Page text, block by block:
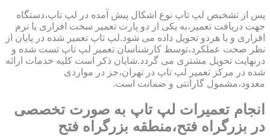
پس از تشخیص لپ تاپ نوع اشکال پیش آمده در لپ تاپ،دستگاه
جهت دریافت تعمیر،به یکی از دو پارت تعمیر سخت افزاری یا نرم
افزاری و یا هردو تحویل داده می شود.لپ تاپ تعمیر شده در پایان از
نظر صحت عملکرد،توسط کارشناسان تعمیر لپ تاپ تست شده و
درنهایت تحویل مشتری می گردد.شایان ذکر است کلیه خدمات ارائه
شده در مرکز تعمیر لپ تاپ در تهران،جز در مواردی
معدود،مشمول گارانتی و ضمانت است.
انجام تعمیرات لپ تاپ به صورت تخصصی
در بزرگراه فتح،منطقه بزرگراه فتح